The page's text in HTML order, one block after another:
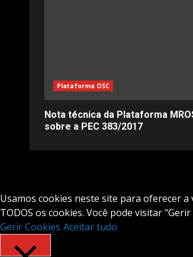
Plataforma OSC
Nota técnica da Plataforma
sobre a PEC 383/2017
Usamos cookies neste site para oferecer a
TODOS os cookies. Você pode visitar
Gerir Cookies Aceitar tudo